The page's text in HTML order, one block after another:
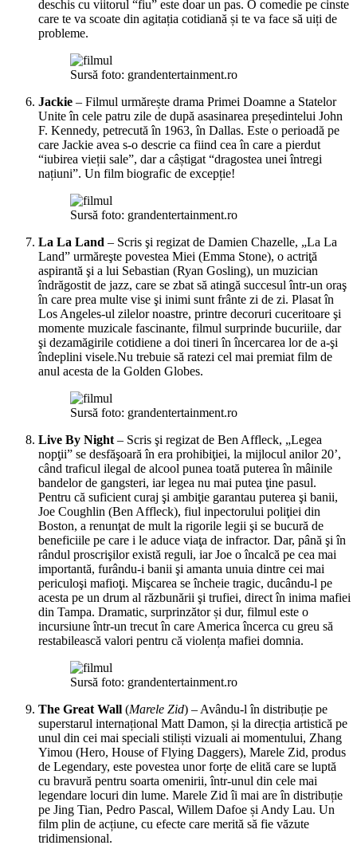
deschis cu viitorul “fiu” este doar un pas. O comedie pe cinste
care te va scoate din agitația cotidiană și te va face să uiți de
probleme.
Sursă foto: grandentertainment.ro
Jackie – Filmul urmărește drama Primei Doamne a Statelor
Unite în cele patru zile de după asasinarea președintelui John
F. Kennedy, petrecută în 1963, în Dallas. Este o perioadă pe
care Jackie avea s-o descrie ca fiind cea în care a pierdut
“iubirea vieții sale”, dar a câștigat “dragostea unei întregi
națiuni”. Un film biografic de excepție!
Sursă foto: grandentertainment.ro
La La Land – Scris şi regizat de Damien Chazelle, „La La
Land” urmăreşte povestea Miei (Emma Stone), o actriţă
aspirantă şi a lui Sebastian (Ryan Gosling), un muzician
îndrăgostit de jazz, care se zbat să atingă succesul într-un oraş
în care prea multe vise şi inimi sunt frânte zi de zi. Plasat în
Los Angeles-ul zilelor noastre, printre decoruri cuceritoare şi
momente muzicale fascinante, filmul surprinde bucuriile, dar
şi dezamăgirile cotidiene a doi tineri în încercarea lor de a-şi
îndeplini visele.Nu trebuie să ratezi cel mai premiat film de
anul acesta de la Golden Globes.
Sursă foto: grandentertainment.ro
Live By Night – Scris şi regizat de Ben Affleck, „Legea
nopţii” se desfăşoară în era prohibiţiei, la mijlocul anilor 20’,
când traficul ilegal de alcool punea toată puterea în mâinile
bandelor de gangsteri, iar legea nu mai putea ţine pasul.
Pentru că suficient curaj şi ambiţie garantau puterea şi banii,
Joe Coughlin (Ben Affleck), fiul inpectorului poliţiei din
Boston, a renunţat de mult la rigorile legii şi se bucură de
beneficiile pe care i le aduce viaţa de infractor. Dar, până şi în
rândul proscrişilor există reguli, iar Joe o încalcă pe cea mai
importantă, furându-i banii şi amanta unuia dintre cei mai
periculoşi mafioţi. Mişcarea se încheie tragic, ducându-l pe
acesta pe un drum al răzbunării şi trufiei, direct în inima mafiei
din Tampa. Dramatic, surprinzător și dur, filmul este o
incursiune într-un trecut în care America încerca cu greu să
restabilească valori pentru că violența mafiei domnia.
Sursă foto: grandentertainment.ro
The Great Wall (Marele Zid) – Avându-l în distribuție pe
superstarul internațional Matt Damon, și la direcția artistică pe
unul din cei mai speciali stiliști vizuali ai momentului, Zhang
Yimou (Hero, House of Flying Daggers), Marele Zid, produs
de Legendary, este povestea unor forțe de elită care se luptă
cu bravură pentru soarta omenirii, într-unul din cele mai
legendare locuri din lume. Marele Zid îi mai are în distribuție
pe Jing Tian, Pedro Pascal, Willem Dafoe și Andy Lau. Un
film plin de acțiune, cu efecte care merită să fie văzute
tridimensional.